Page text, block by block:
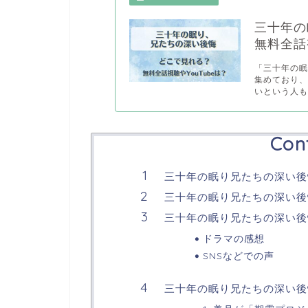
三十年
無料全
「三十年の
集めており
いという人
三十年の眠り兄たちの深い
三十年の眠り兄たちの深い
三十年の眠り兄たちの深い
ドラマの感想
SNSなどでの声
三十年の眠り兄たちの深い